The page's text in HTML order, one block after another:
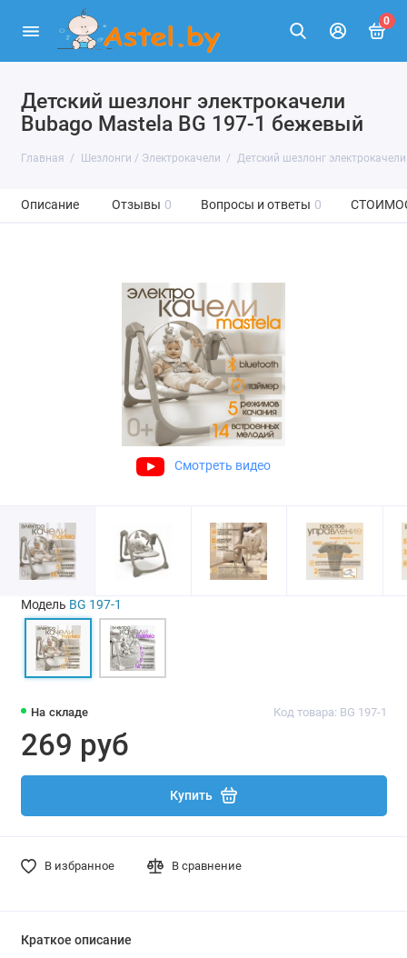
0
Детский шезлонг электрокачели
Bubago Mastela BG 197-1 бежевый
Главная Шезлонги / Электрокачели Детский шезлонг
Описание Отзывы 0 Вопросы и ответы 0
Смотреть видео
На складе Код товара: BG 197-1
269 руб
Купить
В избранное В сравнение
Модель BG 197-1
Краткое описание